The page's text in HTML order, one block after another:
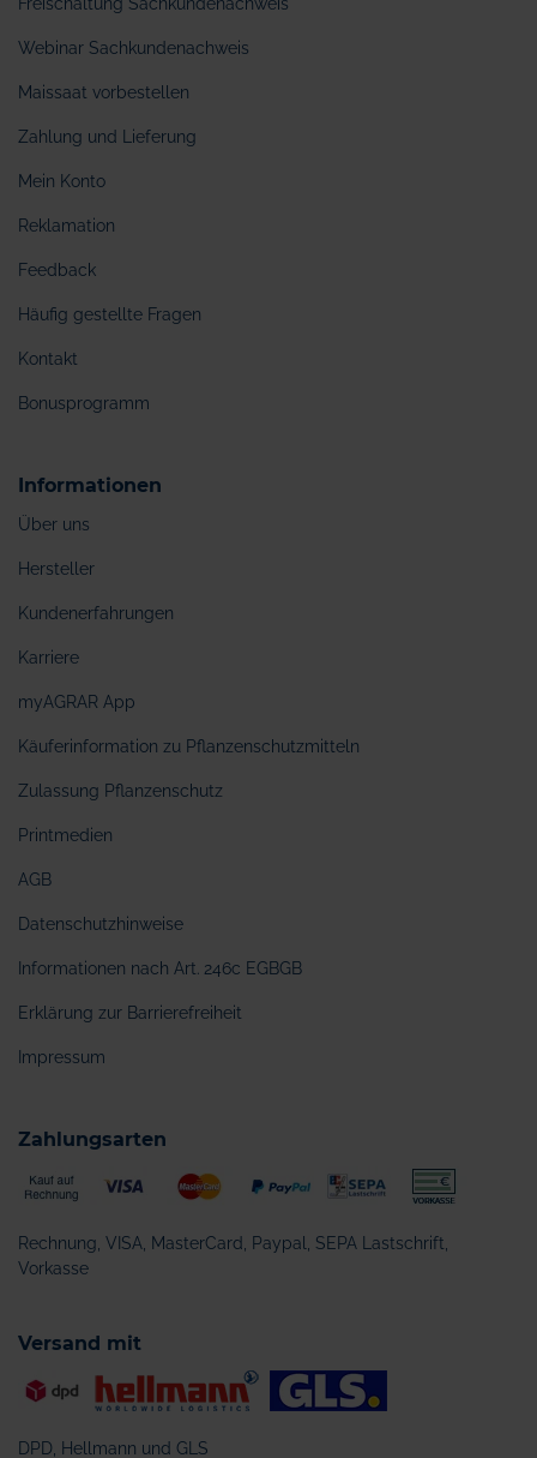
Webinar Sachkundenachweis
Maissaat vorbestellen
Zahlung und Lieferung
Mein Konto
Reklamation
Feedback
Häufig gestellte Fragen
Kontakt
Bonusprogramm
Informationen
Über uns
Hersteller
Kundenerfahrungen
Karriere
myAGRAR App
Käuferinformation zu Pflanzenschutzmitteln
Zulassung Pflanzenschutz
Printmedien
AGB
Datenschutzhinweise
Informationen nach Art. 246c EGBGB
Erklärung zur Barrierefreiheit
Impressum
Zahlungsarten
Rechnung, VISA, MasterCard, Paypal, SEPA Lastschrift,
Vorkasse
Versand mit
DPD, Hellmann und GLS